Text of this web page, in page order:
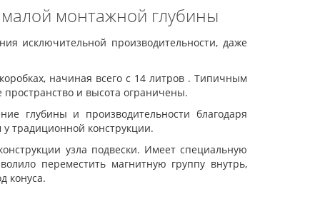
монтажной глубины
исключительной производительности, даже
начиная всего с 14 литров . Типичным
и высота ограничены.
глубины и производительности благодаря
традиционной конструкции.
узла подвески. Имеет специальную
переместить магнитную группу внутрь,
конуса.